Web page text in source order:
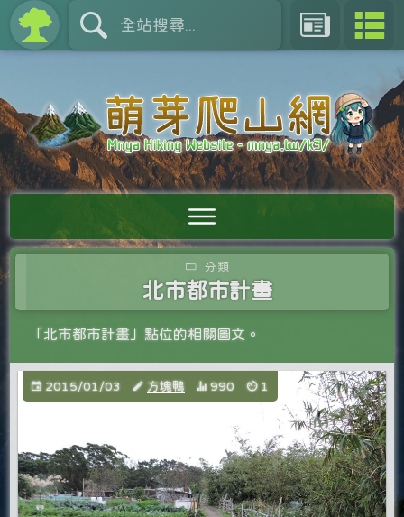
分類
北市都市計畫
「北市都市計畫」點位的相關圖文。
2015/01/03 方塊鴨 990 1